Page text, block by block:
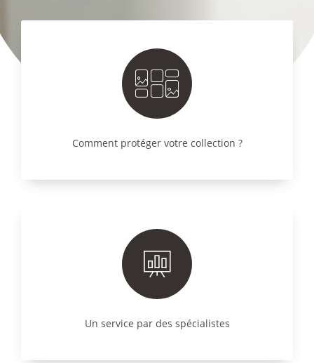
Comment protéger votre collection ?
Un service par des spécialistes